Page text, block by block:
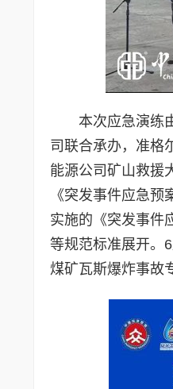
本次应急演练
司联合承办，准格
能源公司矿山救援
《突发事件应急
实施的《突发事件
等规范标准展开。
煤矿瓦斯爆炸事故